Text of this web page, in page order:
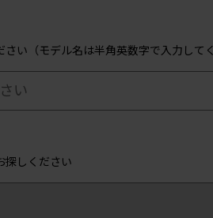
い（モデル名は半角英数字で入力してく
探しください